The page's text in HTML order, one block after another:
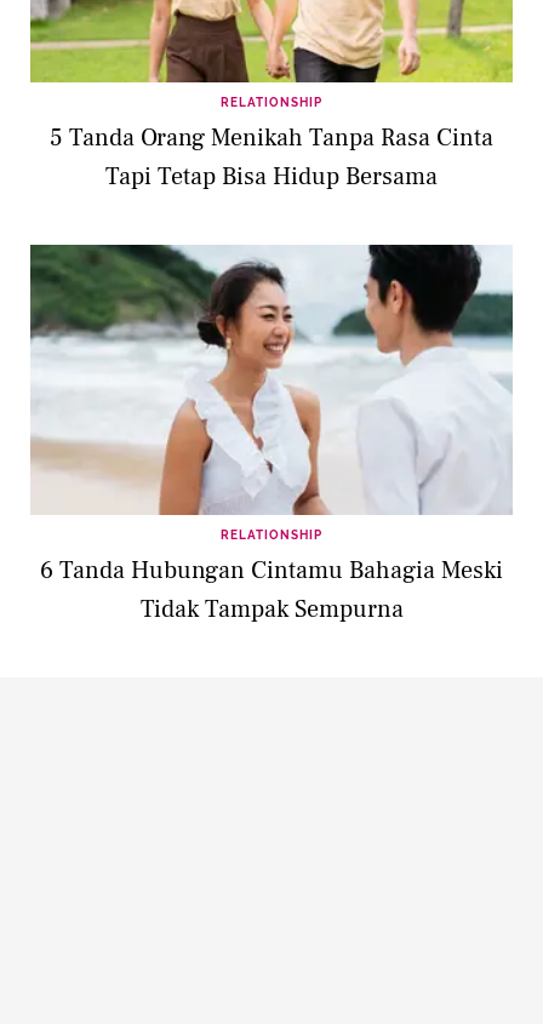
RELATIONSHIP
5 Tanda Orang Menikah Tanpa Rasa Cinta
Tapi Tetap Bisa Hidup Bersama
RELATIONSHIP
6 Tanda Hubungan Cintamu Bahagia Meski
Tidak Tampak Sempurna